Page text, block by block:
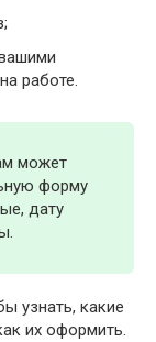
работе.
может
форму
дату
узнать, какие
их оформить.